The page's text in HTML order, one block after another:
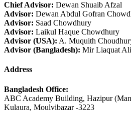
Chief Advisor: Dewan Shuaib Afzal
Advisor: Dewan Abdul Gofran
Advisor: Saad Chowdhury
Advisor: Laikul Haque Chowdhury
Advisor (USA): A. Muquith
Advisor (Bangladesh): Mir Liaquat Ali
Address
Bangladesh Office:
ABC Academy Building, Hazipur
Kulaura, Moulvibazar -3223